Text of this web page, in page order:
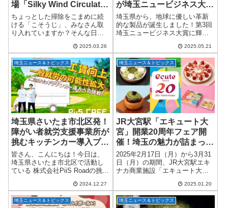
場「Silky Wind Circulator
ダークグレー」
ちょっとした掃除をこまめに続
ける「こそうじ」、みなさん取
り入れていますか？そんな日常
に、ちょっと嬉しいニュースで
す！リズム株式会社（本社：埼
玉県さいたま市大宮区）から発
売されている人気のサ...
2025.03.26
が埼玉ニュービジネス大賞
を受賞！
埼玉県から、地球に優しい革新
的な製品が誕生しました！第3回
埼玉ニュービジネス大賞に輝い
商会・酒巻剛氏が開発した完全
生分解性の紙おしぼり「eco＋
P」です。埼玉県中央区のステ
ラ・デル・アンジ...
2025.05.21
埼玉ニュース＆トピックス
埼玉県さいたま市北区発！
障がい者就労支援事業所が
挑むキッチンカー導入プロ
ジェクト
皆さん、こんにちは！今日は、
埼玉県さいたま市北区で活動し
ている 株式会社PiiS Roadの挑戦
社が運営する障がい者就労継続
支援B型事業所 PiiS Plaza さい
たまが、クラウドファン...
2024.12.27
埼玉ニュース＆トピックス
JR大宮駅「エキュート大
宮」開業20周年フェア開
催！埼玉の魅力が詰まった
特別企画
2025年2月17日（月）から3月31
日（月）の期間、JR大宮駅エキ
ナカ商業施設「エキュート大
「Good for you ～みんな、みん
な、いい顔に。～」が開催され
ます！地元・埼玉の食材...
2025.01.20
埼玉ニュース＆トピックス 埼玉ニュース＆トピックス